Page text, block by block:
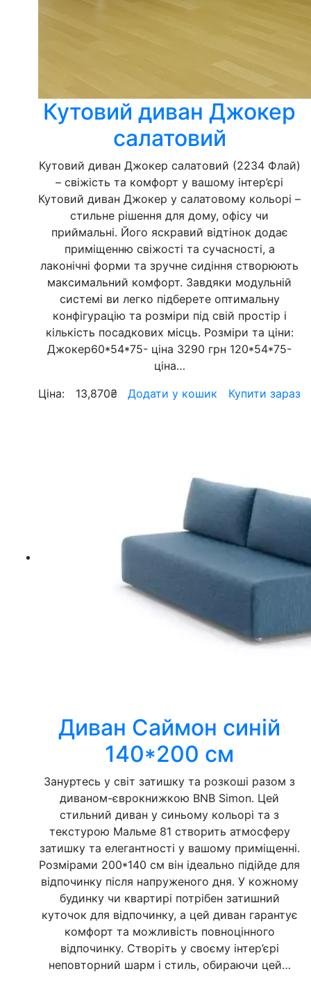
Кутовий диван Джокер
салатовий
Кутовий диван Джокер салатовий (2234 Флай)
– свіжість та комфорт у вашому інтер’єрі
Кутовий диван Джокер у салатовому кольорі –
стильне рішення для дому, офісу чи
приймальні. Його яскравий відтінок додає
приміщенню свіжості та сучасності, а
лаконічні форми та зручне сидіння створюють
максимальний комфорт. Завдяки модульній
системі ви легко підберете оптимальну
конфігурацію та розміри під свій простір і
кількість посадкових місць. Розміри та ціни:
Джокер60*54*75- ціна 3290 грн 120*54*75-
ціна…
Ціна:
13,870₴ Додати у кошик Купити зараз
Диван Саймон синій
140*200 см
Зануртесь у світ затишку та розкоші разом з
диваном-єврокнижкою BNB Simon. Цей
стильний диван у синьому кольорі та з
текстурою Мальме 81 створить атмосферу
затишку та елегантності у вашому приміщенні.
Розмірами 200*140 см він ідеально підійде для
відпочинку після напруженого дня. У кожному
будинку чи квартирі потрібен затишний
куточок для відпочинку, а цей диван гарантує
комфорт та можливість повноцінного
відпочинку. Створіть у своєму інтер’єрі
неповторний шарм і стиль, обираючи цей…